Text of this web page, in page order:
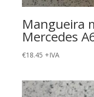
Mangueira
Mercedes
€18.45 +IVA